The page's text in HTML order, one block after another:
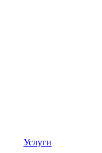
Услуги